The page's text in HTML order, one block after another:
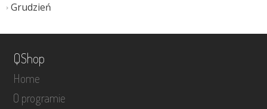
Grudzień
QShop
Home
O programie